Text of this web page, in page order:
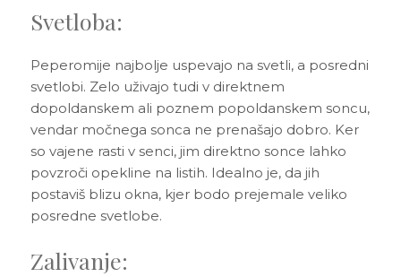
Svetloba:
Peperomije najbolje uspevajo na svetli, a posredni
svetlobi. Zelo uživajo tudi v direktnem
dopoldanskem ali poznem popoldanskem soncu,
vendar močnega sonca ne prenašajo dobro. Ker
so vajene rasti v senci, jim direktno sonce lahko
povzroči opekline na listih. Idealno je, da jih
postaviš blizu okna, kjer bodo prejemale veliko
posredne svetlobe.
Zalivanje: